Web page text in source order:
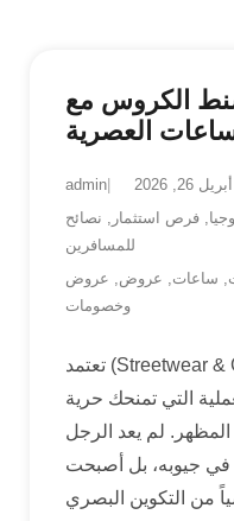
الكروس مع
العصرية
أبريل 26, 2026
admin
فرص استثمار
نصائح
للمسافرين
ساعات عروض
عروض
وخصومات
الأناقة العصرية (Streetwear & Casual Style) تعتمد
التي تمنحك حرية
لم يعد الرجل
في جيوبه، بل أصبحت
من التكوين البصري